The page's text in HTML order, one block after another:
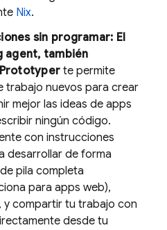
Nix.
sin programar: El
agent, también
Prototyper te permite
trabajo nuevos para crear
mejor las ideas de apps
ningún código.
con instrucciones
desarrollar de forma
pila completa
para apps web),
y compartir tu trabajo con
desde tu